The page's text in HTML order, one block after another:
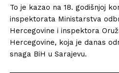
To je kazao na 18. godišnjoj
inspektorata Ministarstva
Hercegovine i inspektora
Hercegovine, koja je danas
snaga BiH u Sarajevu.